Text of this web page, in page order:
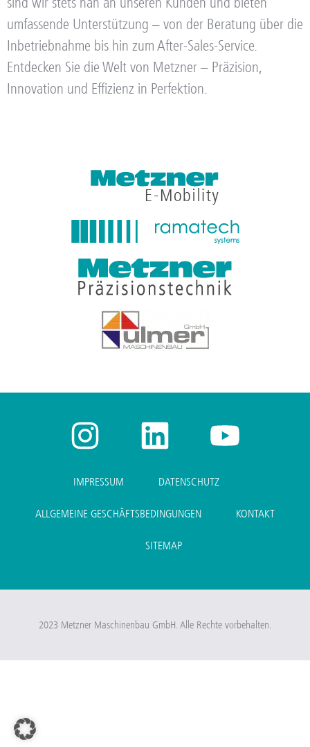
umfassende Unterstützung – von der Beratung über die
Inbetriebnahme bis hin zum After-Sales-Service.
Entdecken Sie die Welt von Metzner – Präzision,
Innovation und Effizienz in Perfektion.
IMPRESSUM DATENSCHUTZ
ALLGEMEINE GESCHÄFTSBEDINGUNGEN KONTAKT
SITEMAP
2023 Metzner Maschinenbau GmbH. Alle Rechte vorbehalten.